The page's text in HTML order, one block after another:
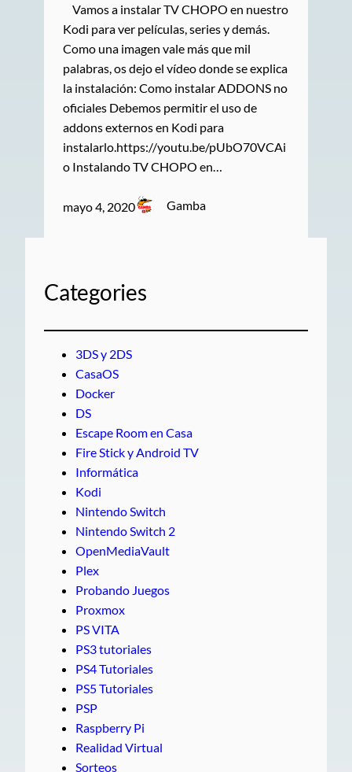
Vamos a instalar TV CHOPO en nuestro
Kodi para ver películas, series y demás.
Como una imagen vale más que mil
palabras, os dejo el vídeo donde se explica
la instalación: Como instalar ADDONS no
oficiales Debemos permitir el uso de
addons externos en Kodi para
instalarlo.https://youtu.be/pUbO70VCAi
o Instalando TV CHOPO en…
mayo 4, 2020 Gamba
Categories
3DS y 2DS
CasaOS
Docker
DS
Escape Room en Casa
Fire Stick y Android TV
Informática
Kodi
Nintendo Switch
Nintendo Switch 2
OpenMediaVault
Plex
Probando Juegos
Proxmox
PS VITA
PS3 tutoriales
PS4 Tutoriales
PS5 Tutoriales
PSP
Raspberry Pi
Realidad Virtual
Sorteos